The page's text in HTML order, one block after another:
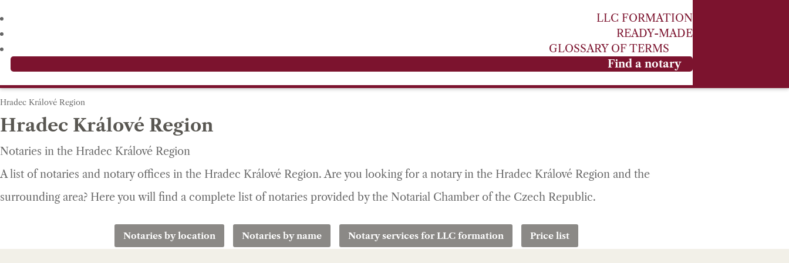
LLC FORMATION
READY-MADE
GLOSSARY OF TERMS
Find a notary
Hradec Králové Region
Hradec Králové Region
Notaries in the Hradec Králové Region
A list of notaries and notary offices in the Hradec Králové Region. Are you looking for a notary in the Hradec Králové Region and the
surrounding area? Here you will find a complete list of notaries provided by the Notarial Chamber of the Czech Republic.
Notaries by location Notaries by name Notary services for LLC formation Price list